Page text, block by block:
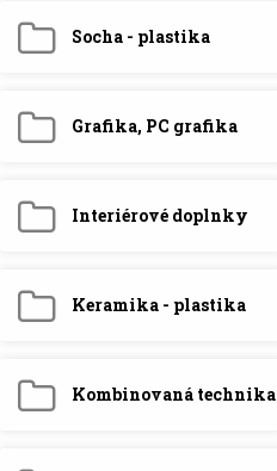
Socha - plastika
Grafika, PC grafika
Interiérové doplnky
Keramika - plastika
Kombinovaná technika